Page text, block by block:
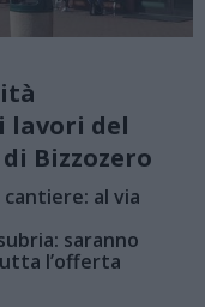
lavori del
Bizzozero
al via
saranno
l’offerta